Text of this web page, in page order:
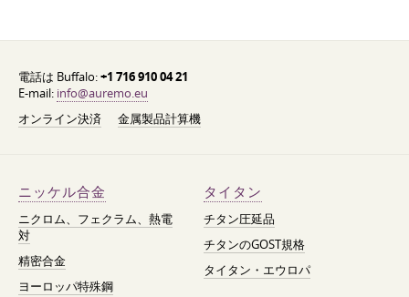
電話は Buffalo:+1 716 910 04 21
E-mail: info@auremo.eu
オンライン決済
金属製品計算機
ニッケル合金
ニクロム、フェクラム、熱電
対
精密合金
ヨーロッパ特殊鋼
タイタン
チタン圧延品
チタンのGOST規格
タイタン・エウロパ